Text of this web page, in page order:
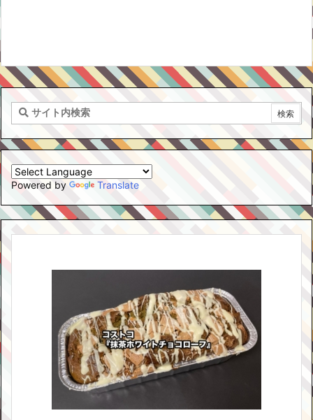
Powered by Translate